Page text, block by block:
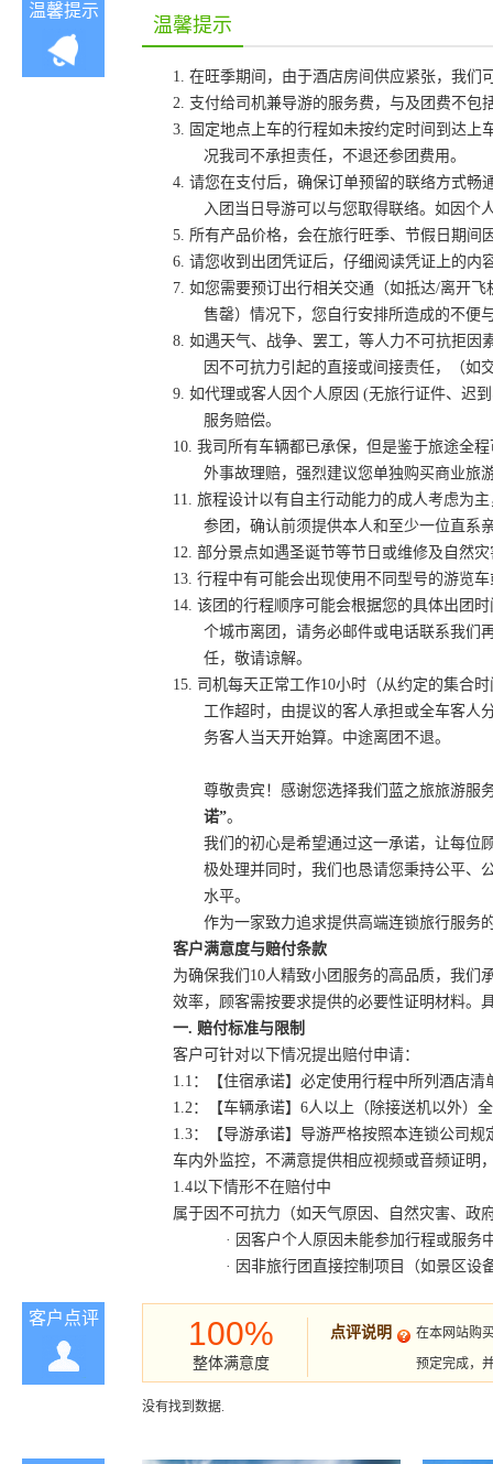
温馨提示
温馨提示
1. 在旺季期间，由于酒店房间供应紧张，我们
2. 支付给司机兼导游的服务费，与及团费不包
3. 固定地点上车的行程如未按约定时间到达
况我司不承担责任，不退还参团费用。
4. 请您在支付后，确保订单预留的联络方式畅
入团当日导游可以与您取得联络。如因个
5. 所有产品价格，会在旅行旺季、节假日期间
6. 请您收到出团凭证后，仔细阅读凭证上的内
7. 如您需要预订出行相关交通（如抵达/离开飞
售罄）情况下，您自行安排所造成的不便
8. 如遇天气、战争、罢工，等人力不可抗拒因
因不可抗力引起的直接或间接责任，（如
9. 如代理或客人因个人原因 (无旅行证件、迟
服务赔偿。
10. 我司所有车辆都已承保，但是鉴于旅途全
外事故理赔，强烈建议您单独购买商业旅
11. 旅程设计以有自主行动能力的成人考虑为
参团，确认前须提供本人和至少一位直系
12. 部分景点如遇圣诞节等节日或维修及自然
13. 行程中有可能会出现使用不同型号的游览
14. 该团的行程顺序可能会根据您的具体出团
个城市离团，请务必邮件或电话联系我们
任，敬请谅解。
15. 司机每天正常工作10小时（从约定的集合
工作超时，由提议的客人承担或全车客人
务客人当天开始算。中途离团不退。
尊敬贵宾！感谢您选择我们蓝之旅旅游服
诺”。
我们的初心是希望通过这一承诺，让每位
极处理并同时，我们也恳请您秉持公平、
水平。
作为一家致力追求提供高端连锁旅行服务
客户满意度与赔付条款
为确保我们 10人精致小团 服务的高品质，我们
效率，顾客需按要求提供的必要性证明材料。
一. 赔付标准与限制
客户可针对以下情况提出赔付申请：
1.1：【住宿承诺】必定使用行程中所列酒店
1.2：【车辆承诺】6人以上（除接送机以外）
1.3：【导游承诺】导游严格按照本连锁公司
车内外监控，不满意提供相应视频或音频证明
1.4以下情形不在赔付中
属于因不可抗力（如天气原因、自然灾害、政
· 因客户个人原因未能参加行程或服务
· 因非旅行团直接控制项目（如景区
客户点评 100%
整体满意度
点评说明
在本网站购
预定完成，
没有找到数据.